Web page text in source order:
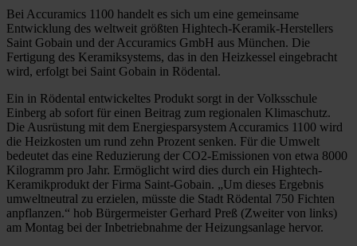
Bei Accuramics 1100 handelt es sich um eine gemeinsame
Entwicklung des weltweit größten Hightech-Keramik-Herstellers
Saint Gobain und der Accuramics GmbH aus München. Die
Fertigung des Keramiksystems, das in den Heizkessel eingebracht
wird, erfolgt bei Saint Gobain in Rödental.
Ein in Rödental entwickeltes Produkt sorgt in der Volksschule
Einberg ab sofort für einen Beitrag zum regionalen Klimaschutz.
Die Ausrüstung mit dem Energiesparsystem Accuramics 1100 wird
die Heizkosten um rund zehn Prozent senken. Für die Umwelt
bedeutet das eine Reduzierung der CO2-Emissionen von etwa 8000
Kilogramm pro Jahr. Ermöglicht wird dies durch ein Hightech-
Keramikprodukt der Firma Saint-Gobain. „Um dieses Ergebnis
umweltneutral zu erzielen, müsste die Stadt Rödental 750 Fichten
anpflanzen.“ hob Bürgermeister Gerhard Preß (Zweiter von links)
am Montag bei der Inbetriebnahme der Heizungsanlage hervor.